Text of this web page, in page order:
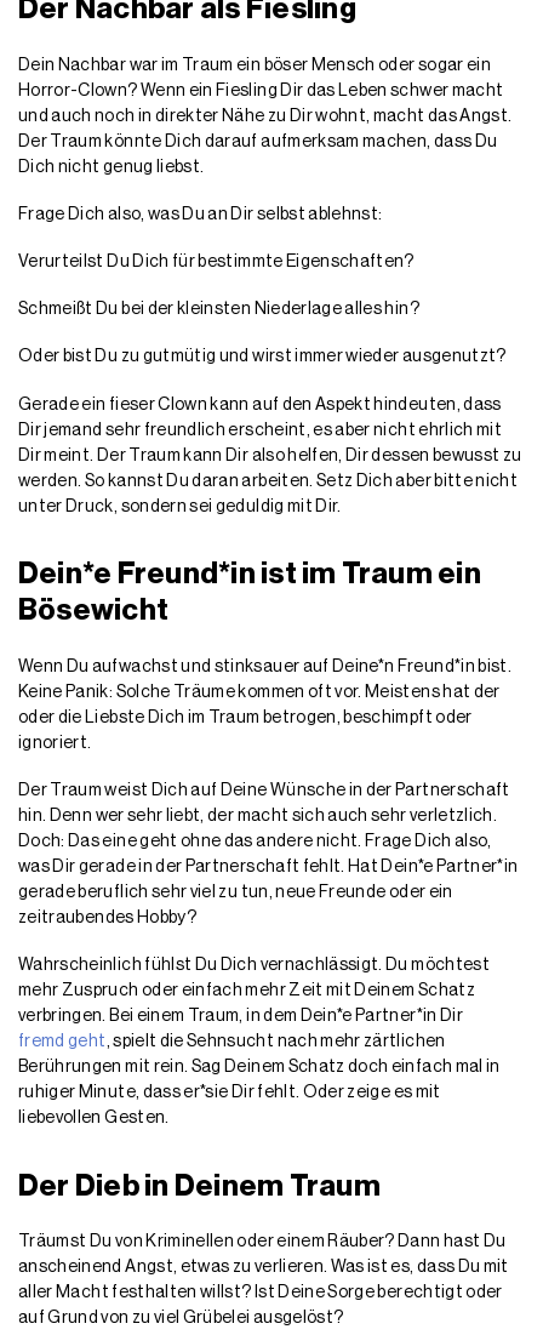
Der Nachbar als Fiesling
Dein Nachbar war im Traum ein böser Mensch oder sogar ein
Horror-Clown? Wenn ein Fiesling Dir das Leben schwer macht
und auch noch in direkter Nähe zu Dir wohnt, macht das Angst.
Der Traum könnte Dich darauf aufmerksam machen, dass Du
Dich nicht genug liebst.
Frage Dich also, was Du an Dir selbst ablehnst:
Verurteilst Du Dich für bestimmte Eigenschaften?
Schmeißt Du bei der kleinsten Niederlage alles hin?
Oder bist Du zu gutmütig und wirst immer wieder ausgenutzt?
Gerade ein fieser Clown kann auf den Aspekt hindeuten, dass
Dir jemand sehr freundlich erscheint, es aber nicht ehrlich mit
Dir meint. Der Traum kann Dir also helfen, Dir dessen bewusst zu
werden. So kannst Du daran arbeiten. Setz Dich aber bitte nicht
unter Druck, sondern sei geduldig mit Dir.
Dein*e Freund*in ist im Traum ein
Bösewicht
Wenn Du aufwachst und stinksauer auf Deine*n Freund*in bist.
Keine Panik: Solche Träume kommen oft vor. Meistens hat der
oder die Liebste Dich im Traum betrogen, beschimpft oder
ignoriert.
Der Traum weist Dich auf Deine Wünsche in der Partnerschaft
hin. Denn wer sehr liebt, der macht sich auch sehr verletzlich.
Doch: Das eine geht ohne das andere nicht. Frage Dich also,
was Dir gerade in der Partnerschaft fehlt. Hat Dein*e Partner*in
gerade beruflich sehr viel zu tun, neue Freunde oder ein
zeitraubendes Hobby?
Wahrscheinlich fühlst Du Dich vernachlässigt. Du möchtest
mehr Zuspruch oder einfach mehr Zeit mit Deinem Schatz
verbringen. Bei einem Traum, in dem Dein*e Partner*in Dir
fremd geht, spielt die Sehnsucht nach mehr zärtlichen
Berührungen mit rein. Sag Deinem Schatz doch einfach mal in
ruhiger Minute, dass er*sie Dir fehlt. Oder zeige es mit
liebevollen Gesten.
Der Dieb in Deinem Traum
Träumst Du von Kriminellen oder einem Räuber? Dann hast Du
anscheinend Angst, etwas zu verlieren. Was ist es, dass Du mit
aller Macht festhalten willst? Ist Deine Sorge berechtigt oder
auf Grund von zu viel Grübelei ausgelöst?